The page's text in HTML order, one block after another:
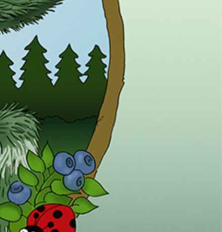
Tietopalvelun